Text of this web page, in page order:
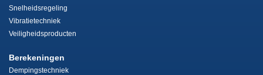
Snelheidsregeling
Vibratietechniek
Veiligheidsproducten
Berekeningen
Dempingstechniek